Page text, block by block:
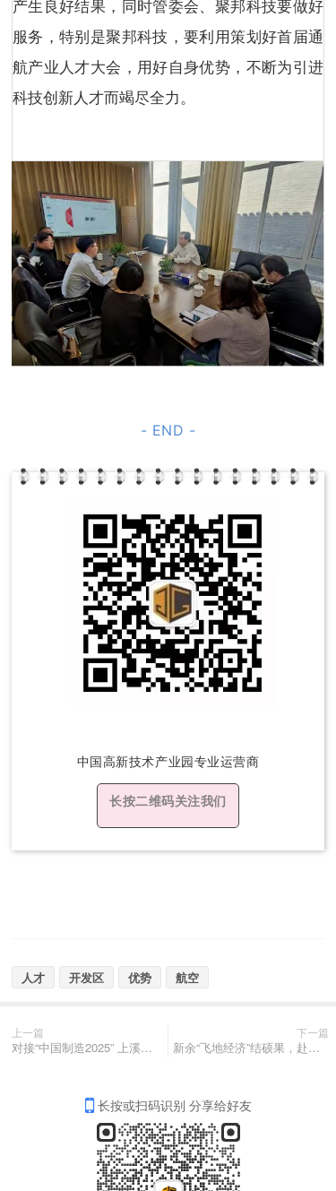
产生良好结果，同时管委会、聚邦科技要做好
服务，特别是聚邦科技，要利用策划好首届通
航产业人才大会，用好自身优势，不断为引进
科技创新人才而竭尽全力。
- END -
中国高新技术产业园专业运营商
长按二维码关注我们
人才 开发区 优势 航空
上一篇
对接“中国制造2025” 上溪打造“智能+”制造业新引擎
下一篇
新余“飞地经济”结硕果，赴杭揽10.5亿大单！
长按或扫码识别 分享给好友